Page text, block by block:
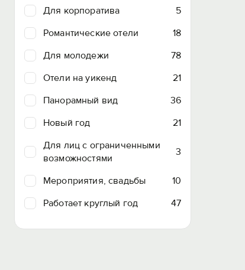
Для корпоратива
5
Романтические отели
18
Для молодежи
78
Отели на уикенд
21
Панорамный вид
36
Новый год
21
Для лиц с ограниченными
возможностями
3
Мероприятия, свадьбы
10
Работает круглый год
47